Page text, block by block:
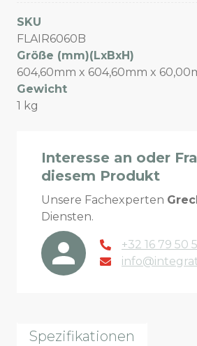
SKU
FLAIR6060B
Größe (mm)(LxBxH)
604,60mm x 604,60mm x
Gewicht
1 kg
Interesse an oder
diesem Produkt
Unsere Fachexperten
Diensten.
+32 16 79 50
Spezifikationen